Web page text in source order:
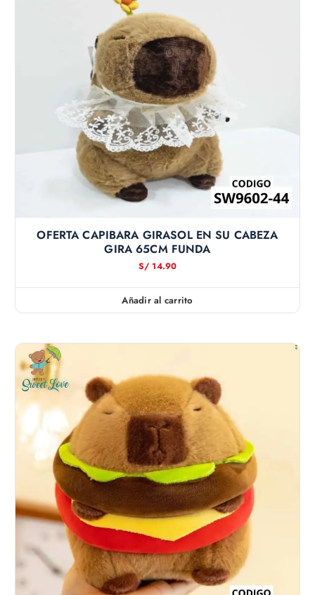
OFERTA CAPIBARA GIRASOL EN SU CABEZA
GIRA 65CM FUNDA
S/ 14.90
Añadir al carrito